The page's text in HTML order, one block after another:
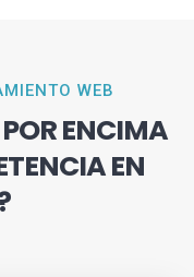
WEB
ENCIMA
EN